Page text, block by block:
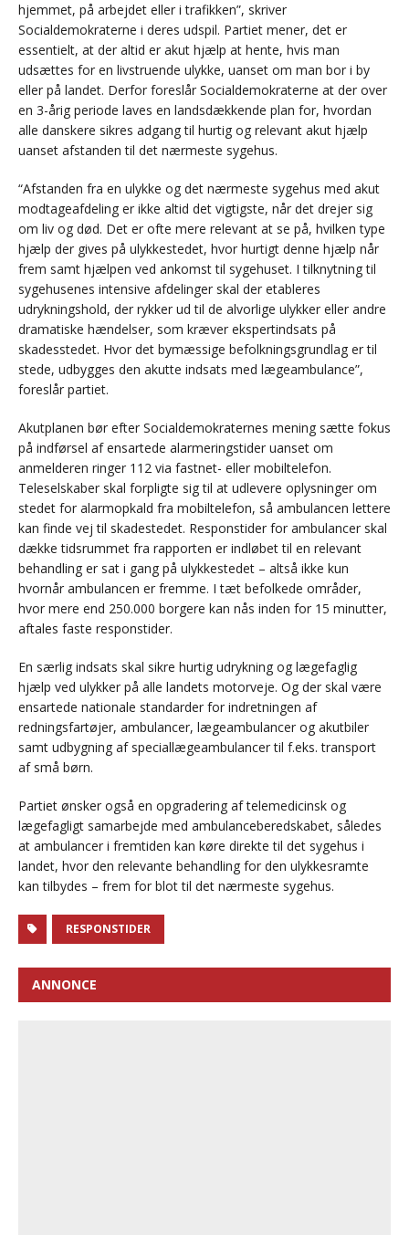
hjemmet, på arbejdet eller i trafikken”, skriver
Socialdemokraterne i deres udspil. Partiet mener, det er
essentielt, at der altid er akut hjælp at hente, hvis man
udsættes for en livstruende ulykke, uanset om man bor i by
eller på landet. Derfor foreslår Socialdemokraterne at der over
en 3-årig periode laves en landsdækkende plan for, hvordan
alle danskere sikres adgang til hurtig og relevant akut hjælp
uanset afstanden til det nærmeste sygehus.
“Afstanden fra en ulykke og det nærmeste sygehus med akut
modtageafdeling er ikke altid det vigtigste, når det drejer sig
om liv og død. Det er ofte mere relevant at se på, hvilken type
hjælp der gives på ulykkestedet, hvor hurtigt denne hjælp når
frem samt hjælpen ved ankomst til sygehuset. I tilknytning til
sygehusenes intensive afdelinger skal der etableres
udrykningshold, der rykker ud til de alvorlige ulykker eller andre
dramatiske hændelser, som kræver ekspertindsats på
skadesstedet. Hvor det bymæssige befolkningsgrundlag er til
stede, udbygges den akutte indsats med lægeambulance”,
foreslår partiet.
Akutplanen bør efter Socialdemokraternes mening sætte fokus
på indførsel af ensartede alarmeringstider uanset om
anmelderen ringer 112 via fastnet- eller mobiltelefon.
Teleselskaber skal forpligte sig til at udlevere oplysninger om
stedet for alarmopkald fra mobiltelefon, så ambulancen lettere
kan finde vej til skadestedet. Responstider for ambulancer skal
dække tidsrummet fra rapporten er indløbet til en relevant
behandling er sat i gang på ulykkestedet – altså ikke kun
hvornår ambulancen er fremme. I tæt befolkede områder,
hvor mere end 250.000 borgere kan nås inden for 15 minutter,
aftales faste responstider.
En særlig indsats skal sikre hurtig udrykning og lægefaglig
hjælp ved ulykker på alle landets motorveje. Og der skal være
ensartede nationale standarder for indretningen af
redningsfartøjer, ambulancer, lægeambulancer og akutbiler
samt udbygning af speciallægeambulancer til f.eks. transport
af små børn.
Partiet ønsker også en opgradering af telemedicinsk og
lægefagligt samarbejde med ambulanceberedskabet, således
at ambulancer i fremtiden kan køre direkte til det sygehus i
landet, hvor den relevante behandling for den ulykkesramte
kan tilbydes – frem for blot til det nærmeste sygehus.
RESPONSTIDER
ANNONCE